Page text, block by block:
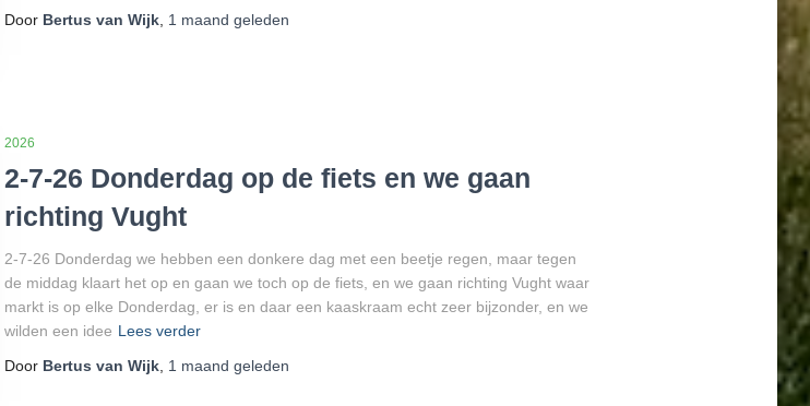
Door Bertus van Wijk, 1 maand geleden
2026
2-7-26 Donderdag op de fiets en we gaan
richting Vught
2-7-26 Donderdag we hebben een donkere dag met een beetje regen, maar tegen
de middag klaart het op en gaan we toch op de fiets, en we gaan richting Vught waar
markt is op elke Donderdag, er is en daar een kaaskraam echt zeer bijzonder, en we
wilden een idee Lees verder
Door Bertus van Wijk, 1 maand geleden